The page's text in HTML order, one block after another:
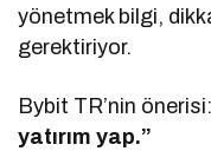
yönetmek bilgi,
gerektiriyor.
Bybit TR’nin önerisi:
yatırım yap.”